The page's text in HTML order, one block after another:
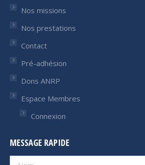
Nos missions
Nos prestations
Contact
Pré-adhésion
Dons ANRP
Espace Membres
Connexion
MESSAGE RAPIDE